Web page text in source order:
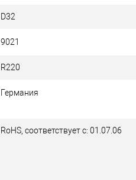
D32
9021
R220
Германия
RoHS, соответствует с: 01.07.06